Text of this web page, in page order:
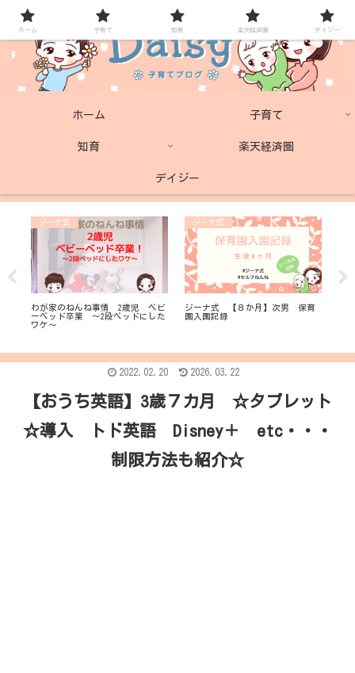
ホーム 子育て
知育 楽天経済圏
デイジー
ジーナ式
わが家のねんね事情 2歳児 ベビ
ーベッド卒業 ～2段ベッドにした
ワケ～
ジーナ式
ジーナ式 【８か月】次男 保育
園入園記録
【おうち英語】3歳７カ月 ☆タブレット
☆導入 トド英語 Disney＋ etc・・・
制限方法も紹介☆
2022.02.20 2026.03.22
ホーム 子育て 知育 楽天経済圏 デイジー